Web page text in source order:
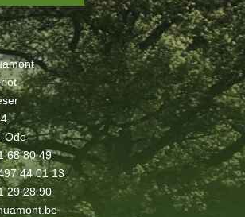
Ode
68 80 49
44 01 13
29 28 90